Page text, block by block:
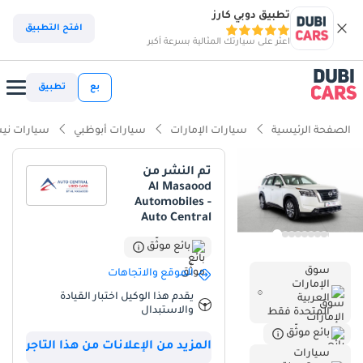
تطبيق دوبي كارز
اعثر على سيارتك المثالية بسرعة أكبر
افتح التطبيق
بع تطبيق
الصفحة الرئيسية سيارات الإمارات سيارات أبوظبي سيارات
سوق
الإمارات
العربية
المتحدة فقط
بائع موثّق
سيارات
تم النشر من
Al Masaood
Automobiles -
Auto Central
بائع موثّق
الموقع والاتجاهات
يقدم هذا الوكيل اختبار القيادة
والاستبدال
المزيد من الإعلانات من هذا التاجر
ذكاء دوبي كارز
ذكاء دوبيكارز
أقل معدل استهلاك في فئته
معيار نظام الصوت من الدرجة الأولى
تصل سيارة نيسان باثفايندر 2024 هذه إلى السوق بمواصفات مثالية لدول
مجلس التعاون الخليجي: محرك بحالة ممتازة وهيكل خارجي أبيض ناصع،
وهو اللون الأكثر رواجًا في المنطقة لانعكاسه للحرارة وقيمته عند إعادة
البيع. وبفضل تصميمها المُحدّث، تُقدّم تجربة قيادة أكثر فخامة ورقيًا من